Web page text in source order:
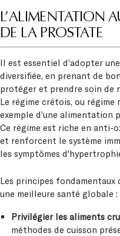
L’ALIMENTATION
DE LA PROSTATE
Il est essentiel d’adopter
diversifiée, en prenant de
protéger et prendre soin de
Le régime crétois, ou
exemple d’une alimentation
Ce régime est riche en anti-
et renforcent le système
les symptômes
Les principes fondamentaux
une meilleure santé globale :
Privilégier les aliments
méthodes de cuisson